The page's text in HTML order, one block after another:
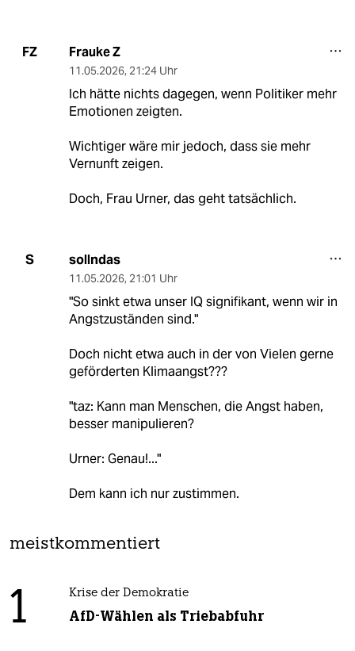
FZ Frauke Z
11.05.2026, 21:24 Uhr
Ich hätte nichts dagegen, wenn Politiker mehr
Emotionen zeigten.
Wichtiger wäre mir jedoch, dass sie mehr
Vernunft zeigen.
Doch, Frau Urner, das geht tatsächlich.
S sollndas
11.05.2026, 21:01 Uhr
"So sinkt etwa unser IQ signifikant, wenn wir in
Angstzuständen sind."
Doch nicht etwa auch in der von Vielen gerne
geförderten Klimaangst???
"taz: Kann man Menschen, die Angst haben,
besser manipulieren?
Urner: Genau!..."
Dem kann ich nur zustimmen.
meistkommentiert
1 Krise der Demokratie
AfD-Wählen als Triebabfuhr